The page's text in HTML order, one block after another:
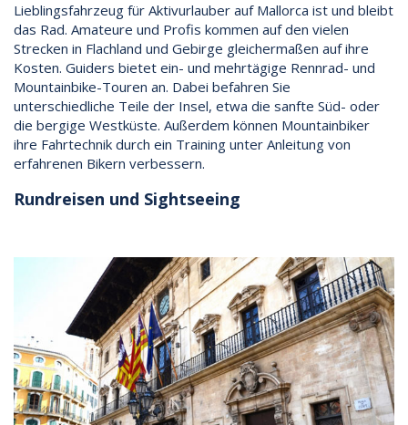
Lieblingsfahrzeug für Aktivurlauber auf Mallorca ist und bleibt
das Rad. Amateure und Profis kommen auf den vielen
Strecken in Flachland und Gebirge gleichermaßen auf ihre
Kosten. Guiders bietet ein- und mehrtägige Rennrad- und
Mountainbike-Touren an. Dabei befahren Sie
unterschiedliche Teile der Insel, etwa die sanfte Süd- oder
die bergige Westküste. Außerdem können Mountainbiker
ihre Fahrtechnik durch ein Training unter Anleitung von
erfahrenen Bikern verbessern.
Rundreisen und Sightseeing